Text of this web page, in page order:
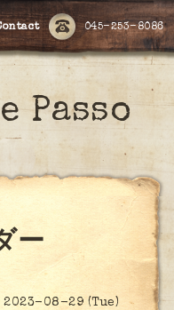
045-253-8086
Passo
ー
08-29 (Tue)